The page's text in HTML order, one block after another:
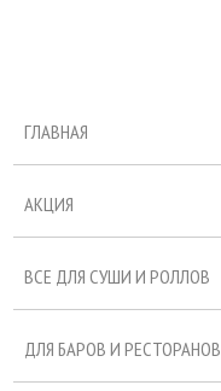
ГЛАВНАЯ
АКЦИЯ
ВСЕ ДЛЯ СУШИ И РОЛЛОВ
ДЛЯ БАРОВ И РЕСТОРАНОВ